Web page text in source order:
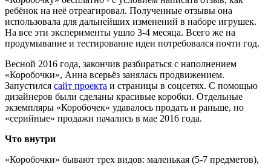
ребёнок на неё отреагировал. Полученные отзывы она
использовала для дальнейших изменений в наборе игрушек.
На все эти эксперименты ушло 3-4 месяца. Всего же на
продумывание и тестирование идеи потребовался почти год.
Весной 2016 года, закончив разбираться с наполнением
«Коробочки», Анна всерьёз занялась продвижением.
Запустился сайт проекта и страницы в соцсетях. С помощью
дизайнеров были сделаны красивые коробки. Отдельные
экземпляры «Коробочек» удавалось продать и раньше, но
«серийные» продажи начались в мае 2016 года.
Что внутри
«Коробочки» бывают трех видов: маленькая (5-7 предметов),